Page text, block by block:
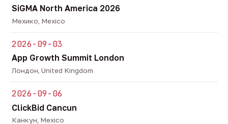
SiGMA North America 2026
Мехико, Mexico
2026-09-03
App Growth Summit London
Лондон, United Kingdom
2026-09-06
ClickBid Cancun
Канкун, Mexico